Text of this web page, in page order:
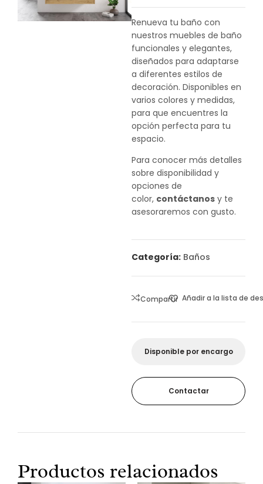
Renueva tu baño con
nuestros muebles de baño
funcionales y elegantes,
diseñados para adaptarse
a diferentes estilos de
decoración. Disponibles en
varios colores y medidas,
para que encuentres la
opción perfecta para tu
espacio.
Para conocer más detalles
sobre disponibilidad y
opciones de
color, contáctanos y te
asesoraremos con gusto.
Categoría: Baños
Compartir Añadir a la lista de
Disponible por encargo
Contactar
Productos relacionados